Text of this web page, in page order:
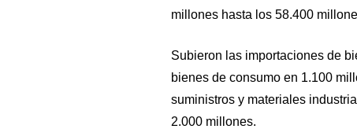
millones hasta los 58.400
Subieron las importaciones de
bienes de consumo en 1.100
suministros y materiales
2.000 millones.